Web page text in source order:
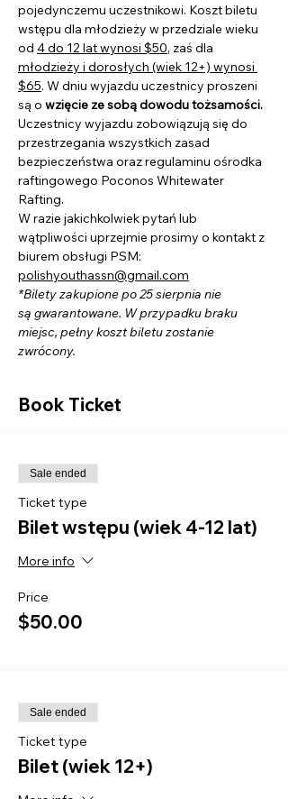
pojedynczemu uczestnikowi. Koszt biletu
wstępu dla młodzieży w przedziale wieku
od 4 do 12 lat wynosi $50, zaś dla
młodzieży i dorosłych (wiek 12+) wynosi
$65. W dniu wyjazdu uczestnicy proszeni
są o wzięcie ze sobą dowodu tożsamości.
Uczestnicy wyjazdu zobowiązują się do
przestrzegania wszystkich zasad
bezpieczeństwa oraz regulaminu ośrodka
raftingowego Poconos Whitewater
Rafting.
W razie jakichkolwiek pytań lub
wątpliwości uprzejmie prosimy o kontakt z
biurem obsługi PSM:
polishyouthassn@gmail.com
*Bilety zakupione po 25 sierpnia nie
są gwarantowane. W przypadku braku
miejsc, pełny koszt biletu zostanie
zwrócony.
Book Ticket
Sale ended
Ticket type
Bilet wstępu (wiek 4-12 lat)
More info
Price
$50.00
Sale ended
Ticket type
Bilet (wiek 12+)